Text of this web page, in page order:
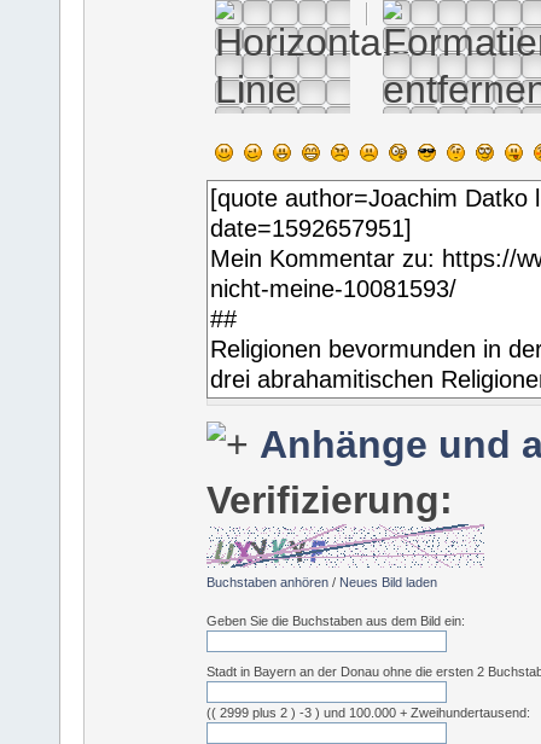
Anhänge und
Verifizierung:
Buchstaben anhören / Neues Bild laden
Geben Sie die Buchstaben aus dem Bild ein:
Stadt in Bayern an der Donau ohne die ersten 2
(( 2999 plus 2 ) -3 ) und 100.000 + Zweihundertausend: